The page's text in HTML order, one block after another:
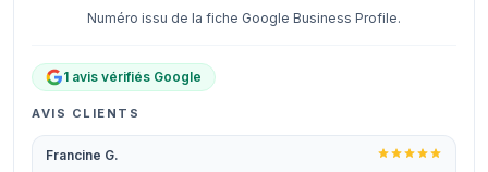
Numéro issu de la fiche Google Business Profile.
1 avis vérifiés Google
AVIS CLIENTS
Francine G.